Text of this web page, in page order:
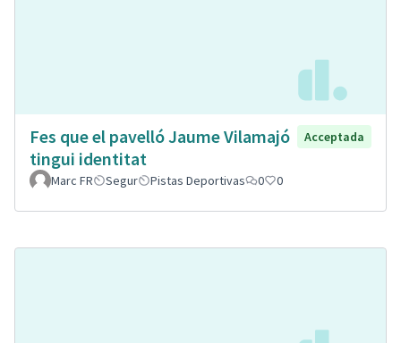
Fes que el pavelló Jaume Vilamajó
tingui identitat
Acceptada
Marc FR Segur Pistas Deportivas 0 0